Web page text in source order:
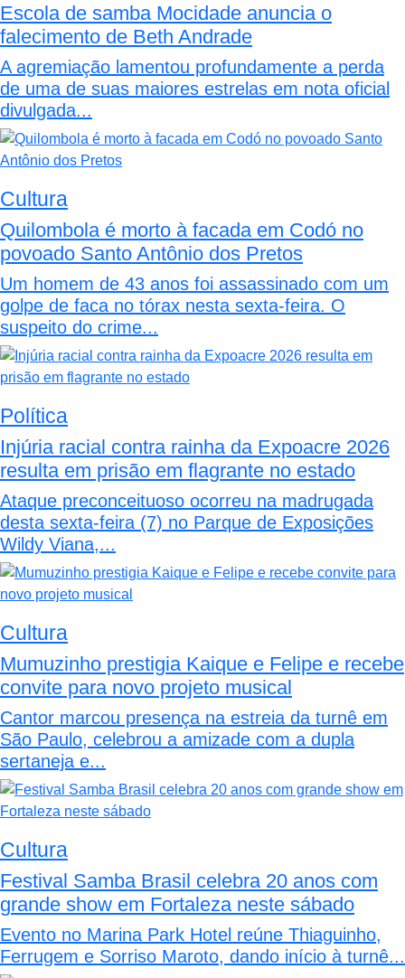
Escola de samba Mocidade anuncia o
falecimento de Beth Andrade
A agremiação lamentou profundamente a perda
de uma de suas maiores estrelas em nota oficial
divulgada...
Cultura
Quilombola é morto à facada em Codó no
povoado Santo Antônio dos Pretos
Um homem de 43 anos foi assassinado com um
golpe de faca no tórax nesta sexta-feira. O
suspeito do crime...
Política
Injúria racial contra rainha da Expoacre 2026
resulta em prisão em flagrante no estado
Ataque preconceituoso ocorreu na madrugada
desta sexta-feira (7) no Parque de Exposições
Wildy Viana,...
Cultura
Mumuzinho prestigia Kaique e Felipe e recebe
convite para novo projeto musical
Cantor marcou presença na estreia da turnê em
São Paulo, celebrou a amizade com a dupla
sertaneja e...
Cultura
Festival Samba Brasil celebra 20 anos com
grande show em Fortaleza neste sábado
Evento no Marina Park Hotel reúne Thiaguinho,
Ferrugem e Sorriso Maroto, dando início à turnê...